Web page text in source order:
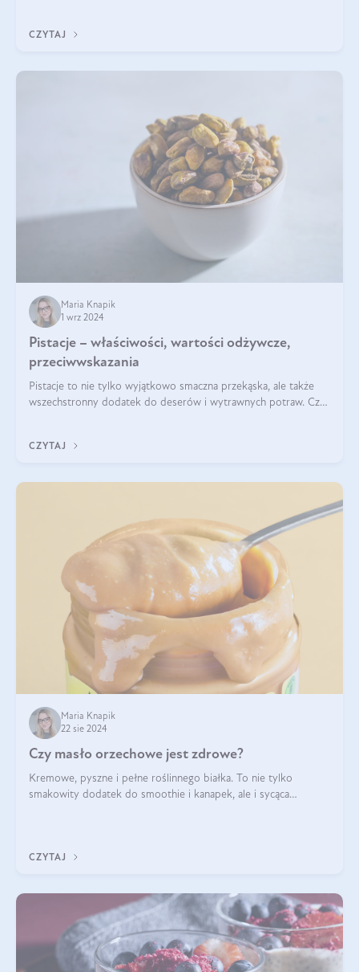
CZYTAJ
Maria Knapik
1 wrz 2024
Pistacje – właściwości, wartości odżywcze,
przeciwwskazania
Pistacje to nie tylko wyjątkowo smaczna przekąska, ale także
wszechstronny dodatek do deserów i wytrawnych potraw. Czy
CZYTAJ
Maria Knapik
22 sie 2024
Czy masło orzechowe jest zdrowe?
Kremowe, pyszne i pełne roślinnego białka. To nie tylko
smakowity dodatek do smoothie i kanapek, ale i sycąca
CZYTAJ